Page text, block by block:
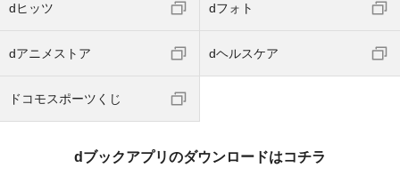
dヒッツ dフォト
dアニメストア dヘルスケア
ドコモスポーツくじ
dブックアプリのダウンロードはコチラ